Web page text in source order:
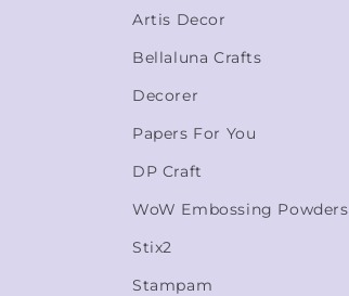
Artis Decor
Bellaluna Crafts
Decorer
Papers For You
DP Craft
WoW Embossing Powders
Stix2
Stampam